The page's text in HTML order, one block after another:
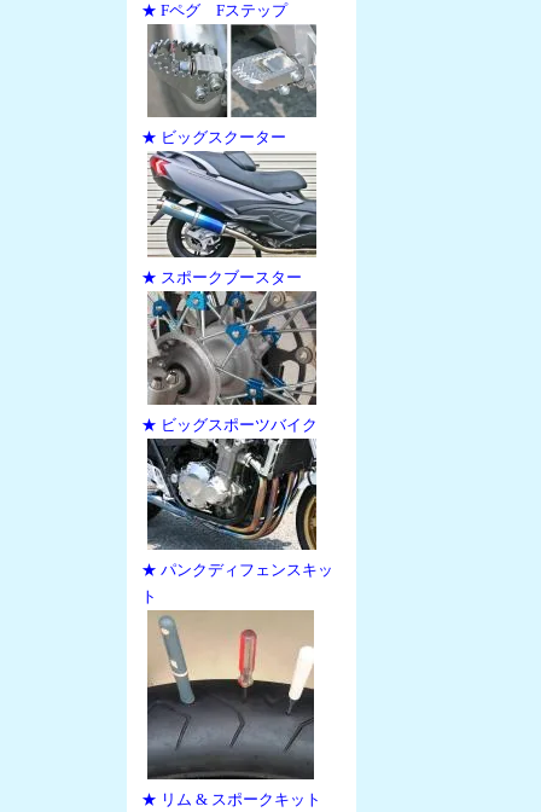
★ Fペグ Fステップ
★ ビッグスクーター
★ スポークブースター
★ ビッグスポーツバイク
★ パンクディフェンスキッ
ト
★ リム & スポークキット